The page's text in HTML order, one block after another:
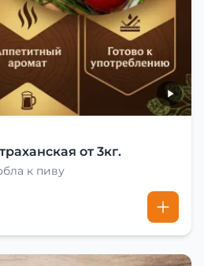
от 3кг.
к пиву